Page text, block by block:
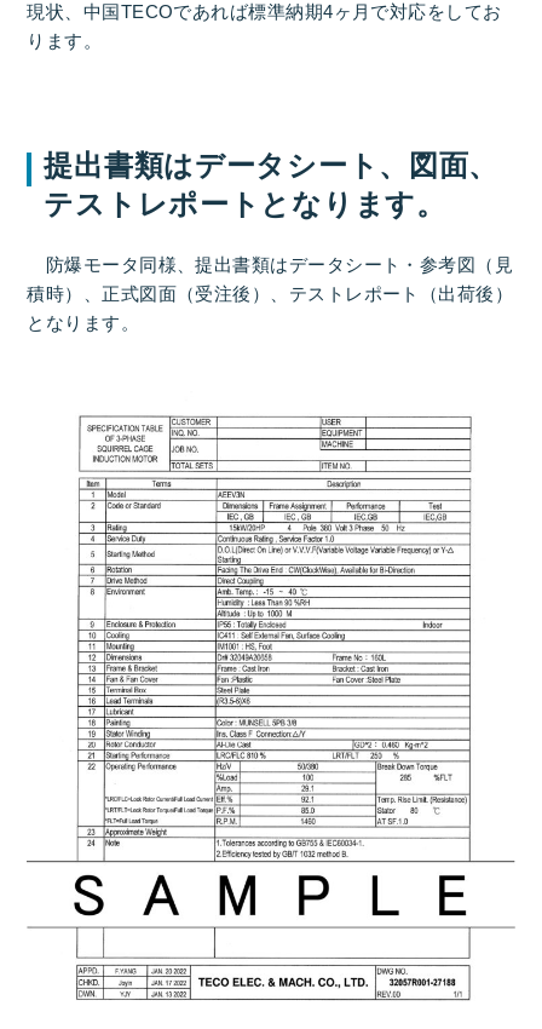
現状、中国TECOであれば標準納期4ヶ月で対応をしてお
ります。
提出書類はデータシート、図面、
テストレポートとなります。
防爆モータ同様、提出書類はデータシート・参考図（見
積時）、正式図面（受注後）、テストレポート（出荷後）
となります。